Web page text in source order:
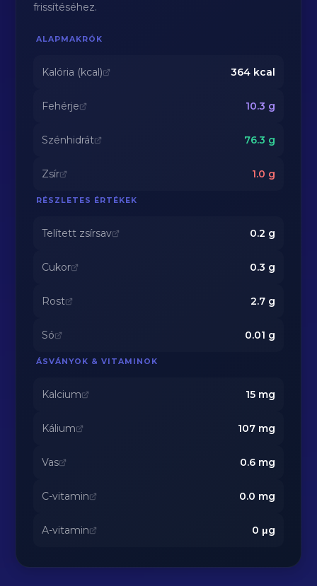
frissítéséhez.
ALAPMAKRÓK
Kalória (kcal) 364kcal
Fehérje 10.3 g
Szénhidrát 76.3 g
Zsír 1.0 g
RÉSZLETES ÉRTÉKEK
Telített zsírsav 0.2 g
Cukor 0.3 g
Rost 2.7g
Só 0.01 g
ÁSVÁNYOK & VITAMINOK
Kalcium 15mg
Kálium 107mg
Vas 0.6mg
C-vitamin 0.0 mg
A-vitamin 0 μg